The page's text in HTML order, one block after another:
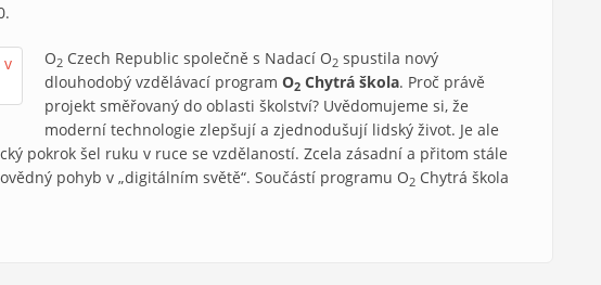
O2 Czech Republic společně s Nadací O2 spustila nový
dlouhodobý vzdělávací program O2 Chytrá škola. Proč právě
projekt směřovaný do oblasti školství? Uvědomujeme si, že
moderní technologie zlepšují a zjednodušují lidský život. Je ale
pokrok šel ruku v ruce se vzdělaností. Zcela zásadní a přitom stále
pohyb v „digitálním světě“. Součástí programu O2 Chytrá škola